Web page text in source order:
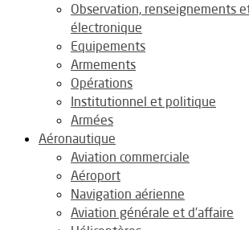
Observation, renseignements
électronique
Equipements
Armements
Opérations
Institutionnel et politique
Armées
Aéronautique
Aviation commerciale
Aéroport
Navigation aérienne
Aviation générale et d’affaire